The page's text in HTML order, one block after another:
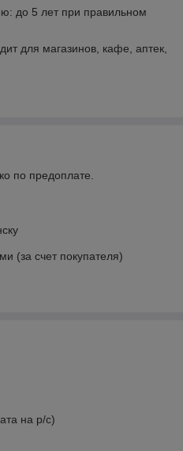
до 5 лет при правильном
для магазинов, кафе, аптек,
по предоплате.
(за счет покупателя)
на р/с)